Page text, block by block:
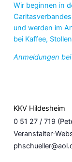
Wir beginnen in
und werden im
bei Kaffee,
Anmeldungen
KKV Hildesheim
0 51 27 / 719
Veranstalter-